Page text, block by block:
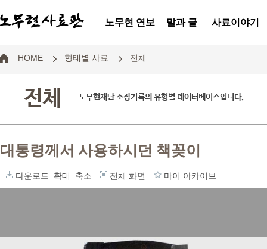
노무현 연보 말과 글 사료이야기
HOME 형태별 사료 전체
전체 노무현재단 소장기록의 유형별 데이터베이스입니다.
대통령께서 사용하시던 책꽂이
다운로드 확대 축소 전체 화면 마이 아카이브